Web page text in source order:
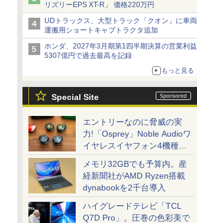
リズリーEPS XT-R」 価格220万円
UDトラックス、大型トラック「クオン」に車両
運搬用ショートキャブトラクタ追加
ホンダ、2027年3月期第1四半期決算の営業利益
5307億円で過去最高を記録
もっと見る
Special Site
エントリーなのに脅威の実
力!「Osprey」Noble Audioワ
イヤレスイヤフォン4機種を
一気に聴く
メモリ32GBでも予算内。産
経新聞社がAMD Ryzen搭載
dynabookを2千台導入
ハイグレードテレビ「TCL
Q7D Pro」。圧巻の色彩美で